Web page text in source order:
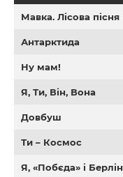
Мавка. Лісова пісня
Антарктида
Ну мам!
Я, Ти, Він, Вона
Довбуш
Ти – Космос
Я, «Побєда» і Берлін